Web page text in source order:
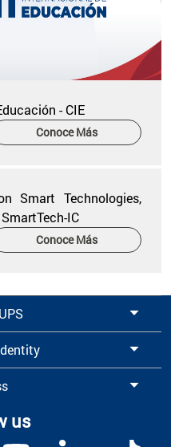
- CIE
Conoce Más
Smart Technologies,
IC
Conoce Más
us